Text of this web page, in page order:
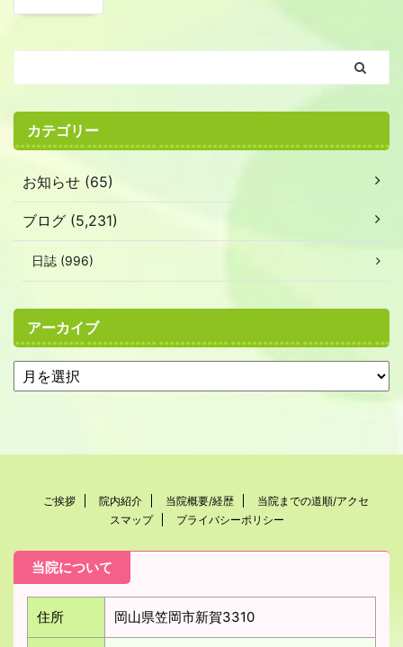
カテゴリー
お知らせ (65)
ブログ (5,231)
日誌 (996)
アーカイブ
ご挨拶 院内紹介 当院概要/経歴
当院までの道順/アクセ
スマップ
プライバシーポリシー
当院について
住所 岡山県笠岡市新賀3310